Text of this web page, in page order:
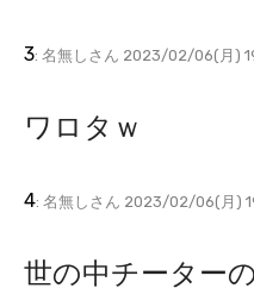
3: 名無しさん 2023/02/06(月)
ワロタｗ
4: 名無しさん 2023/02/06(月)
世の中チーター